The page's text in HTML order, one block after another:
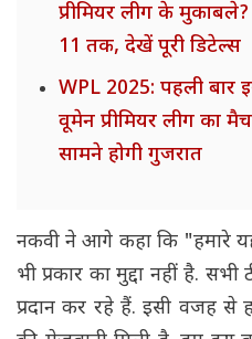
प्रीमियर लीग के
11 तक, देखें पूरी डिटेल्स
WPL 2025: पहली बार
वूमेन प्रीमियर लीग का
सामने होगी गुजरात
नकवी ने आगे कहा कि "हमारे
भी प्रकार का मुद्दा नहीं है.
प्रदान कर रहे हैं. इसी वजह से